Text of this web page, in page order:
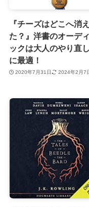
『チーズはどこへ消え
た？』洋書のオーデ
ックは大人のやり直
に最適！
2020年7月31日 2024年2月7